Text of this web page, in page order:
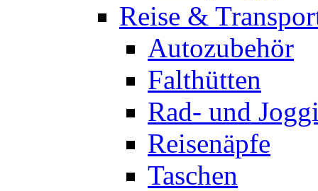
Reise &
Autozubehör
Falthütten
Rad- und
Reisenäpfe
Taschen